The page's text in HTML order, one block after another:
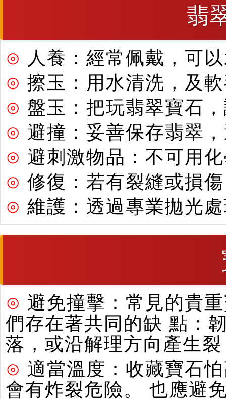
翡
⊙ 人養：經常佩戴，可
⊙ 擦玉：用水清洗，及
⊙ 盤玉：把玩翡翠寶石
⊙ 避撞：妥善保存翡翠
⊙ 避刺激物品：不可用
⊙ 修復：若有裂縫或損
⊙ 維護：透過專業拋光
⊙ 避免撞擊：常見的貴
們存在著共同的缺 點：
落，或沿解理方向產生
⊙ 適當溫度：收藏寶石
會有炸裂危險。 也應避